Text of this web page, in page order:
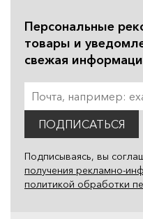
Персональные
товары и
свежая
ПОДПИСАТЬСЯ
Подписываясь, вы
получения рекламно-
политикой обработки